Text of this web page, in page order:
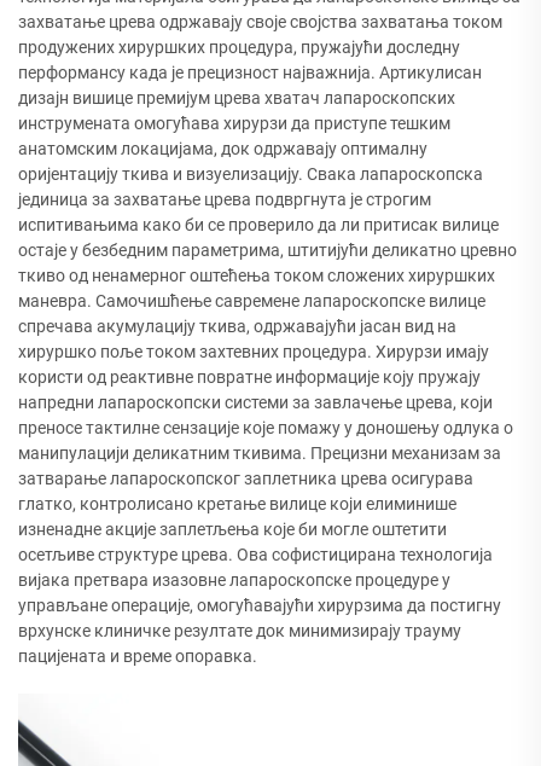
захватање црева одржавају своје својства захватања током
продужених хируршких процедура, пружајући доследну
перформансу када је прецизност најважнија. Артикулисан
дизајн вишице премијум црева хватач лапароскопских
инструмената омогућава хирурзи да приступе тешким
анатомским локацијама, док одржавају оптималну
оријентацију ткива и визуелизацију. Свака лапароскопска
јединица за захватање црева подвргнута је строгим
испитивањима како би се проверило да ли притисак вилице
остаје у безбедним параметрима, штитијући деликатно цревно
ткиво од ненамерног оштећења током сложених хируршких
маневра. Самочишћење савремене лапароскопске вилице
спречава акумулацију ткива, одржавајући јасан вид на
хируршко поље током захтевних процедура. Хирурзи имају
користи од реактивне повратне информације коју пружају
напредни лапароскопски системи за завлачење црева, који
преносе тактилне сензације које помажу у доношењу одлука о
манипулацији деликатним ткивима. Прецизни механизам за
затварање лапароскопског заплетника црева осигурава
глатко, контролисано кретање вилице који елиминише
изненадне акције заплетљења које би могле оштетити
осетљиве структуре црева. Ова софистицирана технологија
вијака претвара изазовне лапароскопске процедуре у
управљане операције, омогућавајући хирурзима да постигну
врхунске клиничке резултате док минимизирају трауму
пацијената и време опоравка.